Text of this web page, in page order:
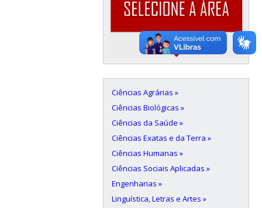
Ciências Agrárias »
Ciências Biológicas »
Ciências da Saúde »
Ciências Exatas e da Terra »
Ciências Humanas »
Ciências Sociais Aplicadas »
Engenharias »
Linguística, Letras e Artes »